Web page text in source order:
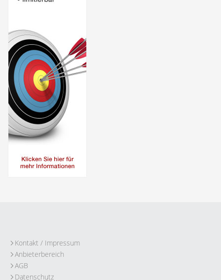
Kontakt / Impressum
Anbieterbereich
AGB
Datenschutz